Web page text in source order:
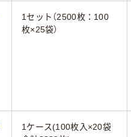
1セット（2500枚：100
枚×25袋）
1ケース(100枚入×20袋